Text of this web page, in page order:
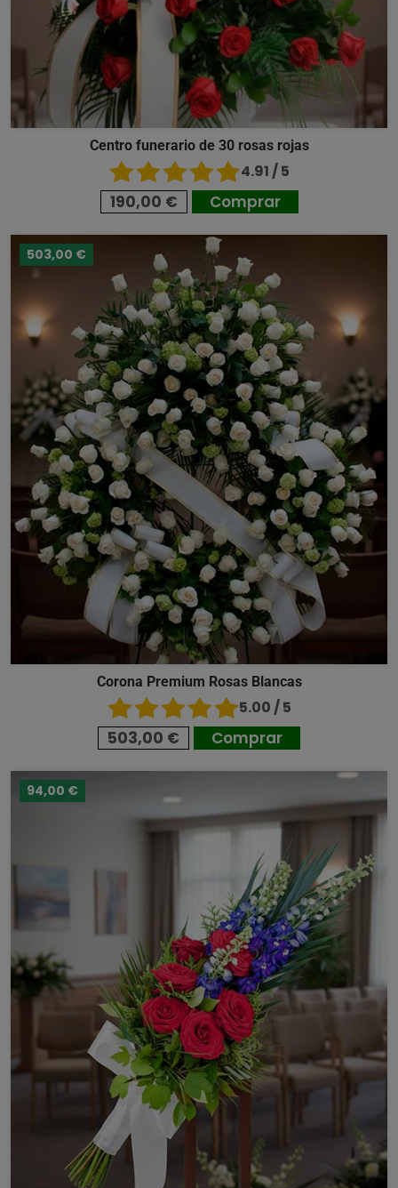
Centro funerario de 30 rosas rojas
4.91 / 5
190,00 € Comprar
503,00 €
Corona Premium Rosas Blancas
5.00 / 5
503,00 € Comprar
94,00 €